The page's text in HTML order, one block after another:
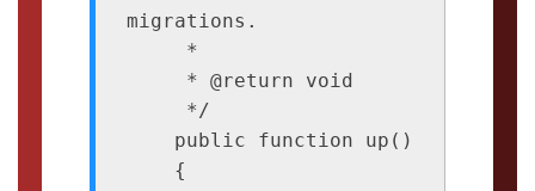
migrations.